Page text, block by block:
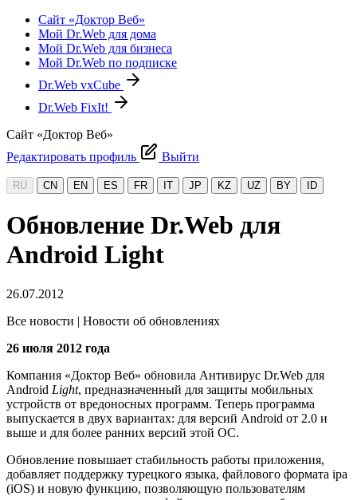
Сайт «Доктор Веб»
Мой Dr.Web для дома
Мой Dr.Web для бизнеса
Мой Dr.Web по подписке
Dr.Web vxCube
Dr.Web FixIt!
Сайт «Доктор Веб»
Редактировать профиль
Выйти
RU CN EN ES FR IT JP KZ UZ BY ID
Обновление Dr.Web для
Android Light
26.07.2012
Все новости | Новости об обновлениях
26 июля 2012 года
Компания «Доктор Веб» обновила Антивирус Dr.Web для
Android Light, предназначенный для защиты мобильных
устройств от вредоносных программ. Теперь программа
выпускается в двух вариантах: для версий Android от 2.0 и
выше и для более ранних версий этой ОС.
Обновление повышает стабильность работы приложения,
добавляет поддержку турецкого языка, файлового формата ipa
(iOS) и новую функцию, позволяющую пользователям